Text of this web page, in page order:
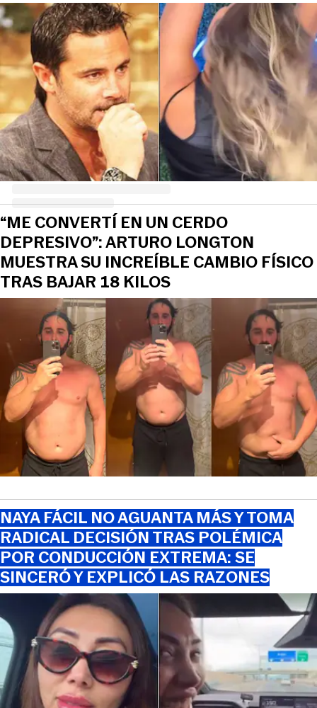
“ME CONVERTÍ EN UN CERDO
DEPRESIVO”: ARTURO LONGTON
MUESTRA SU INCREÍBLE CAMBIO FÍSICO
TRAS BAJAR 18 KILOS
NAYA FÁCIL NO AGUANTA MÁS Y TOMA
RADICAL DECISIÓN TRAS POLÉMICA
POR CONDUCCIÓN EXTREMA: SE
SINCERÓ Y EXPLICÓ LAS RAZONES